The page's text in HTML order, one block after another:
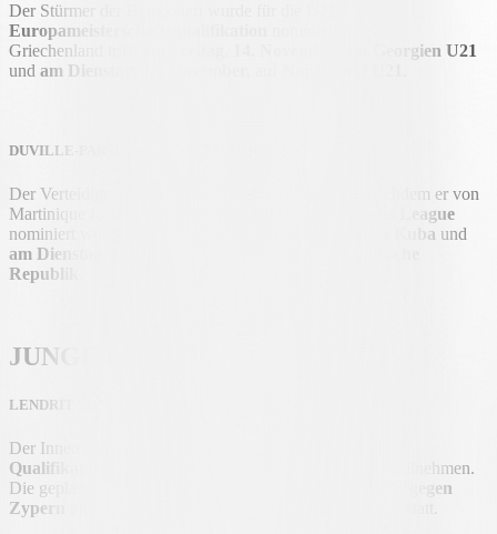
Der Stürmer der Bianconeri wurde für die U21-
Europameisterschaft
Griechenland trifft
Georgien U21
und am Dienstag, 18. November,
DUVILLE-PARSEMAIN – MARTINIQUE
Der Verteidiger der Bianconeri reist in die Karibik, nachdem er von
Martinique für zwei Spiele
der CONCACAF Nations League
nominiert wurde:
am Samstag, 15. November, gegen Kuba und
am Dienstag, 18. November, gegen die Dominikanische
Republik
JUNGE BIANCONERI
LENDRIT SHALA – KOSOVO U21
Der Innenverteidiger wird mit Kosovo an den
Qualifikationsspielen
teilnehmen.
Die geplanten Spiele finden am
Freitag, 14. November, gegen
Zypern